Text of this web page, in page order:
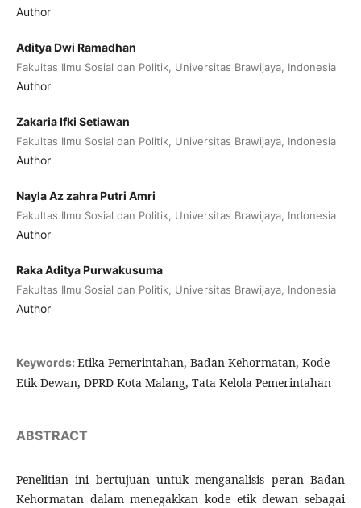
Author
Aditya Dwi Ramadhan
Fakultas Ilmu Sosial dan Politik, Universitas Brawijaya, Indonesia
Author
Zakaria Ifki Setiawan
Fakultas Ilmu Sosial dan Politik, Universitas Brawijaya, Indonesia
Author
Nayla Az zahra Putri Amri
Fakultas Ilmu Sosial dan Politik, Universitas Brawijaya, Indonesia
Author
Raka Aditya Purwakusuma
Fakultas Ilmu Sosial dan Politik, Universitas Brawijaya, Indonesia
Author
Keywords: Etika Pemerintahan, Badan Kehormatan, Kode
Etik Dewan, DPRD Kota Malang, Tata Kelola Pemerintahan
ABSTRACT
Penelitian ini bertujuan untuk menganalisis peran Badan
Kehormatan dalam menegakkan kode etik dewan sebagai